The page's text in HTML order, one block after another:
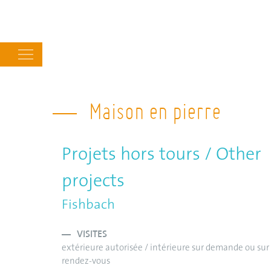
navigation
Maison en pierre
Projets hors tours / Other
projects
Fishbach
VISITES
extérieure autorisée / intérieure sur demande ou sur
rendez-vous